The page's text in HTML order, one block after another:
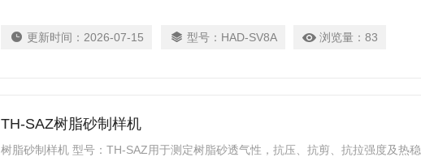
更新时间： 2026-07-15 型号： HAD-SV8A 浏览量： 83
TH-SAZ树脂砂制样机
树脂砂制样机 型号：TH-SAZ用于测定树脂砂透气性，抗压、抗剪、抗拉强度及热稳